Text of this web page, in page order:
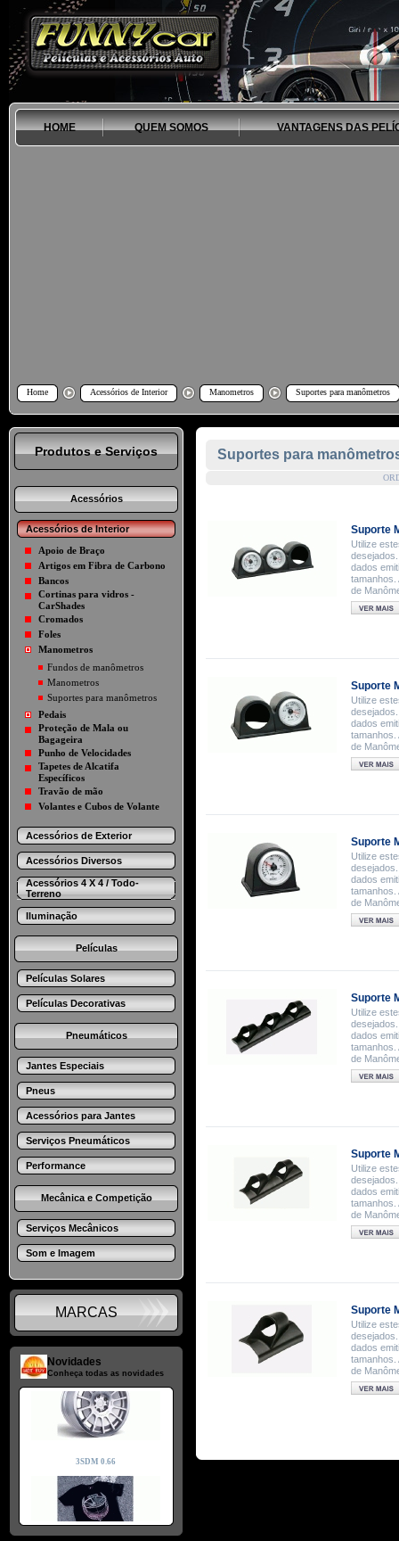
HOME QUEM SOMOS VANTAGENS DAS
Home Acessórios de Interior Manometros Suportes para manômetros
Produtos e Serviços
Acessórios
Acessórios de Interior
Apoio de Braço
Artigos em Fibra de Carbono
Bancos
Cortinas para vidros -
CarShades
Cromados
Foles
Manometros
Fundos de manômetros
Manometros
Suportes para manômetros
Pedais
Proteção de Mala ou
Bagageira
Punho de Velocidades
Tapetes de Alcatifa
Específicos
Travão de mão
Volantes e Cubos de Volante
Acessórios de Exterior
Acessórios Diversos
Acessórios 4 X 4 / Todo-
Terreno
Iluminação
Películas
Películas Solares
Películas Decorativas
Pneumáticos
Jantes Especiais
Pneus
Acessórios para Jantes
Serviços Pneumáticos
Performance
Mecânica e Competição
Serviços Mecânicos
Som e Imagem
MARCAS
Novidades
Conheça todas as novidades
Suportes para
Suporte
Utilize
dados
tamanhos.
de
Suporte
Utilize
dados
tamanhos.
de
Suporte
Utilize
dados
tamanhos.
de
Suporte
Utilize
dados
tamanhos.
de
Suporte
Utilize
dados
tamanhos.
de
Suporte
Utilize
dados
tamanhos.
de